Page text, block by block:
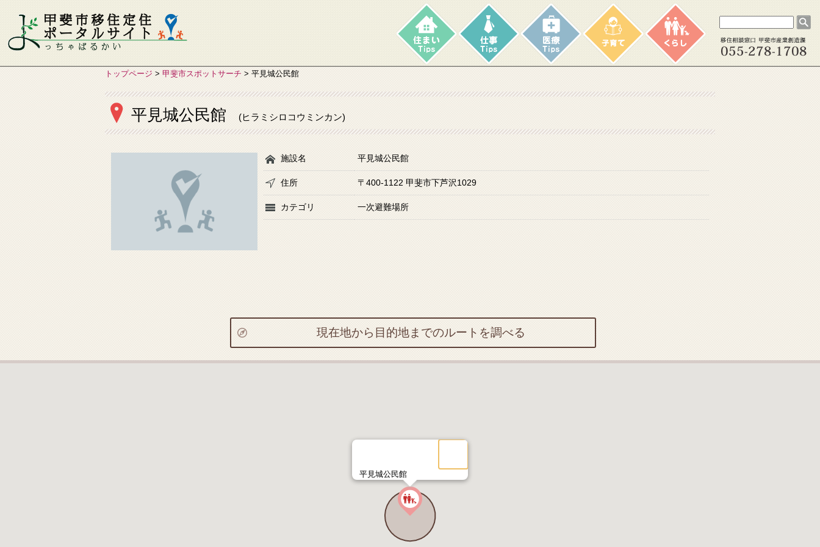
トップページ > 甲斐市スポットサーチ > 平見城公民館
平見城公民館 (ヒラミシロコウミンカン)
施設名 平見城公民館
住所 〒400-1122 甲斐市下芦沢1029
カテゴリ 一次避難場所
現在地から目的地までのルートを調べる
平見城公民館